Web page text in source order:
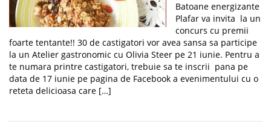
Batoane energizante
Plafar va invita la un
concurs cu premii
foarte tentante!! 30 de castigatori vor avea sansa sa participe
la un Atelier gastronomic cu Olivia Steer pe 21 iunie. Pentru a
te numara printre castigatori, trebuie sa te inscrii pana pe
data de 17 iunie pe pagina de Facebook a evenimentului cu o
reteta delicioasa care […]